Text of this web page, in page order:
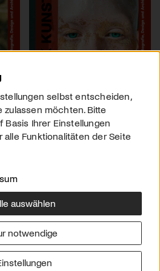
Downloads
Werben
Impressum
selbst entscheiden,
zulassen möchten. Bitte
Basis Ihrer Einstellungen
Funktionalitäten der Seite
auswählen
notwendige